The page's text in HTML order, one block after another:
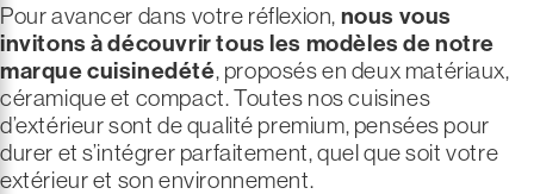
Pour avancer dans votre réflexion, nous vous
invitons à découvrir tous les modèles de notre
marque cuisinedété, proposés en deux matériaux,
céramique et compact. Toutes nos cuisines
d’extérieur sont de qualité premium, pensées pour
durer et s’intégrer parfaitement, quel que soit votre
extérieur et son environnement.